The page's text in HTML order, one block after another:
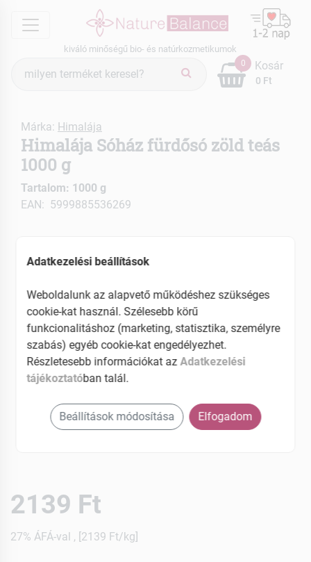
menu
kiváló minőségű bio- és natúrkozmetikumok
keresés
0
0 Ft
Kosár
Márka: Himalája
Himalája Sóház fürdősó zöld teás
1000 g
Tartalom: 1000 g
EAN: 5999885536269
2139 Ft
27% ÁFÁ-val , [2139 Ft/kg]
Adatkezelési beállítások
Weboldalunk az alapvető működéshez szükséges
cookie-kat használ. Szélesebb körű
funkcionalitáshoz (marketing, statisztika, személyre
szabás) egyéb cookie-kat engedélyezhet.
Részletesebb információkat azAdatkezelési
tájékoztatóban talál.
Beállítások módosítása Elfogadom